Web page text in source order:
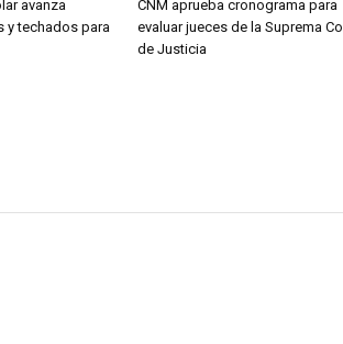
avanza
y techados para
CNM aprueba cronograma para
evaluar jueces de la Suprema
de Justicia